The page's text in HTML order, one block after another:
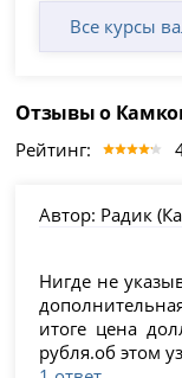
Все курсы
Отзывы о
Рейтинг:
Автор: Радик
Нигде не
итоге цена
рубля.об этом